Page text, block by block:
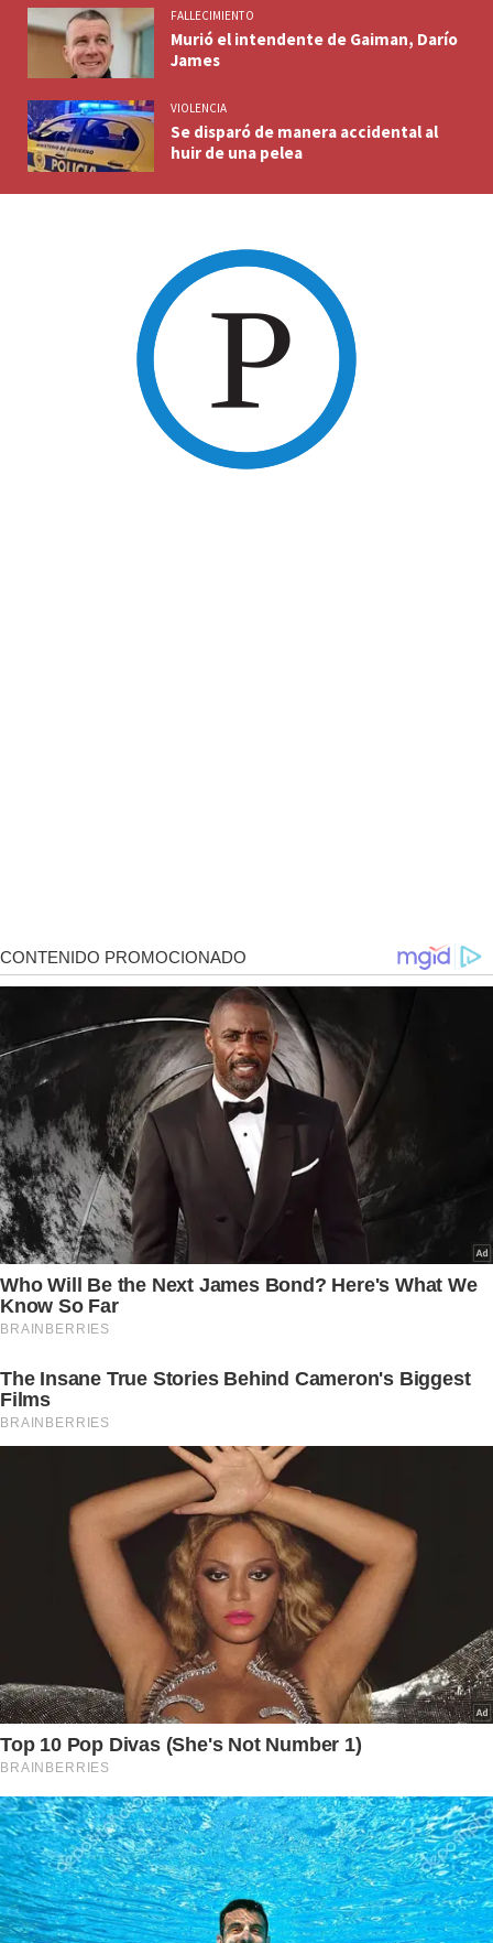
FALLECIMIENTO
Murió el intendente de Gaiman, Darío
James
VIOLENCIA
Se disparó de manera accidental al
huir de una pelea